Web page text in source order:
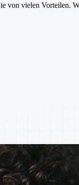
von vielen Vorteilen.